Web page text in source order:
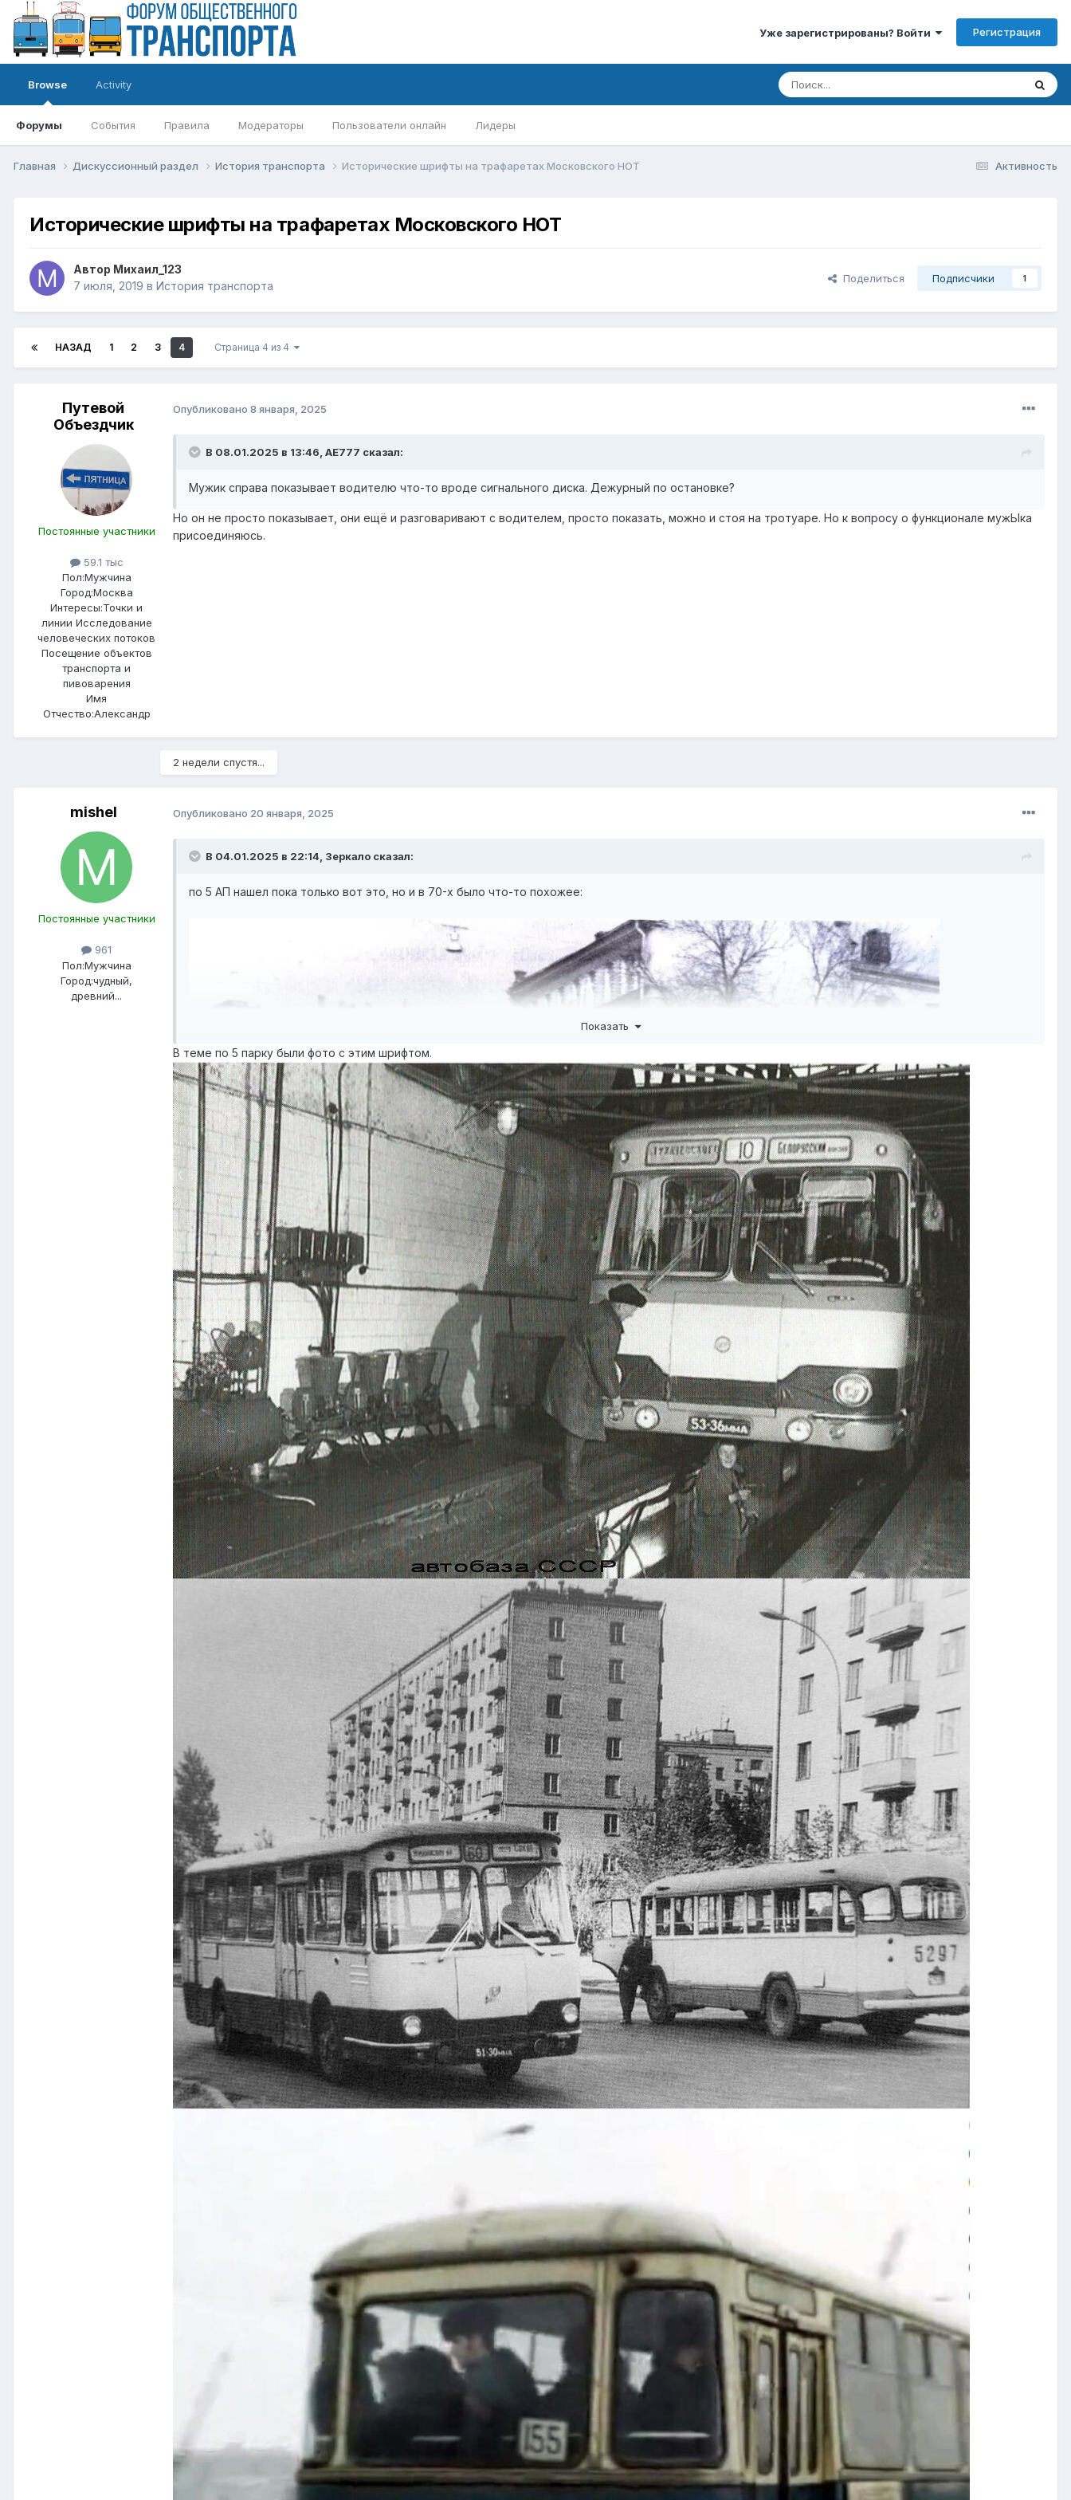
Уже зарегистрированы? Войти Регистрация
Browse
Форумы События Правила Модераторы Пользователи онлайн Лидеры
Activity
Активность
Главная Дискуссионный раздел История транспорта Исторические шрифты на трафаретах Московского НОТ
Исторические шрифты на трафаретах Московского НОТ
Автор Михаил_123
7 июля, 2019 в История транспорта
Поделиться Подписчики 1
НАЗАД 1 2 3 4 Страница 4 из 4
Путевой
Объездчик
Постоянные участники
59.1 тыс
Пол:Мужчина
Город:Москва
Интересы:Точки и
линии Исследование
человеческих потоков
Посещение объектов
транспорта и
пивоварения
Имя
Отчество:Александр
Опубликовано 8 января, 2025
В 08.01.2025 в 13:46, AE777 сказал:
Мужик справа показывает водителю что-то вроде сигнального диска. Дежурный по остановке?
Но он не просто показывает, они ещё и разговаривают с водителем, просто показать, можно и стоя на тротуаре. Но к вопросу о функционале мужЫка
присоединяюсь.
2 недели спустя...
mishel
Постоянные участники
961
Пол:Мужчина
Город:чудный,
древний...
Опубликовано 20 января, 2025
В 04.01.2025 в 22:14, Зеркало сказал:
по 5 АП нашел пока только вот это, но и в 70-х было что-то похожее:
Показать
В теме по 5 парку были фото с этим шрифтом.